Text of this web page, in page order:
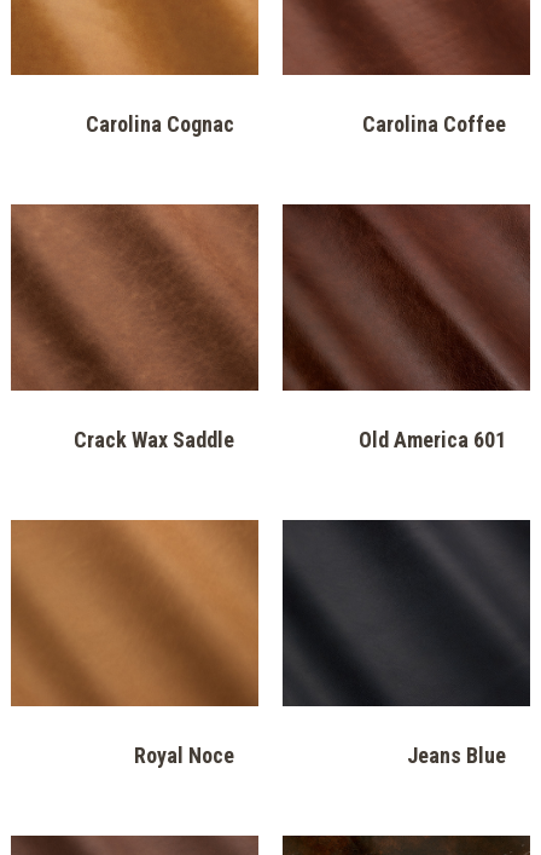
Carolina Cognac Carolina Coffee
Crack Wax Saddle Old America 601
Royal Noce Jeans Blue